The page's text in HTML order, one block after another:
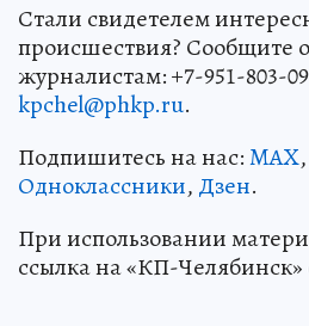
Стали свидетелем
происшествия? Сообщите
журналистам: +7-951-803-
kpchel@phkp.ru.
Подпишитесь на нас:MAX,
Одноклассники, Дзен.
При использовании
ссылка на «КП-Челябинск»